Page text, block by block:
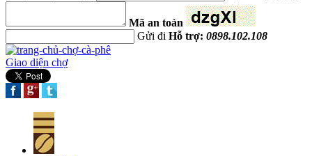
Mã an toàn
Gửi đi Hỗ trợ: 0898.102.108
Giao diện chợ